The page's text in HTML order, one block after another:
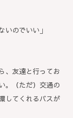
いのでいい」
、友達と行ってお
。（ただ）交通の
してくれるバスが